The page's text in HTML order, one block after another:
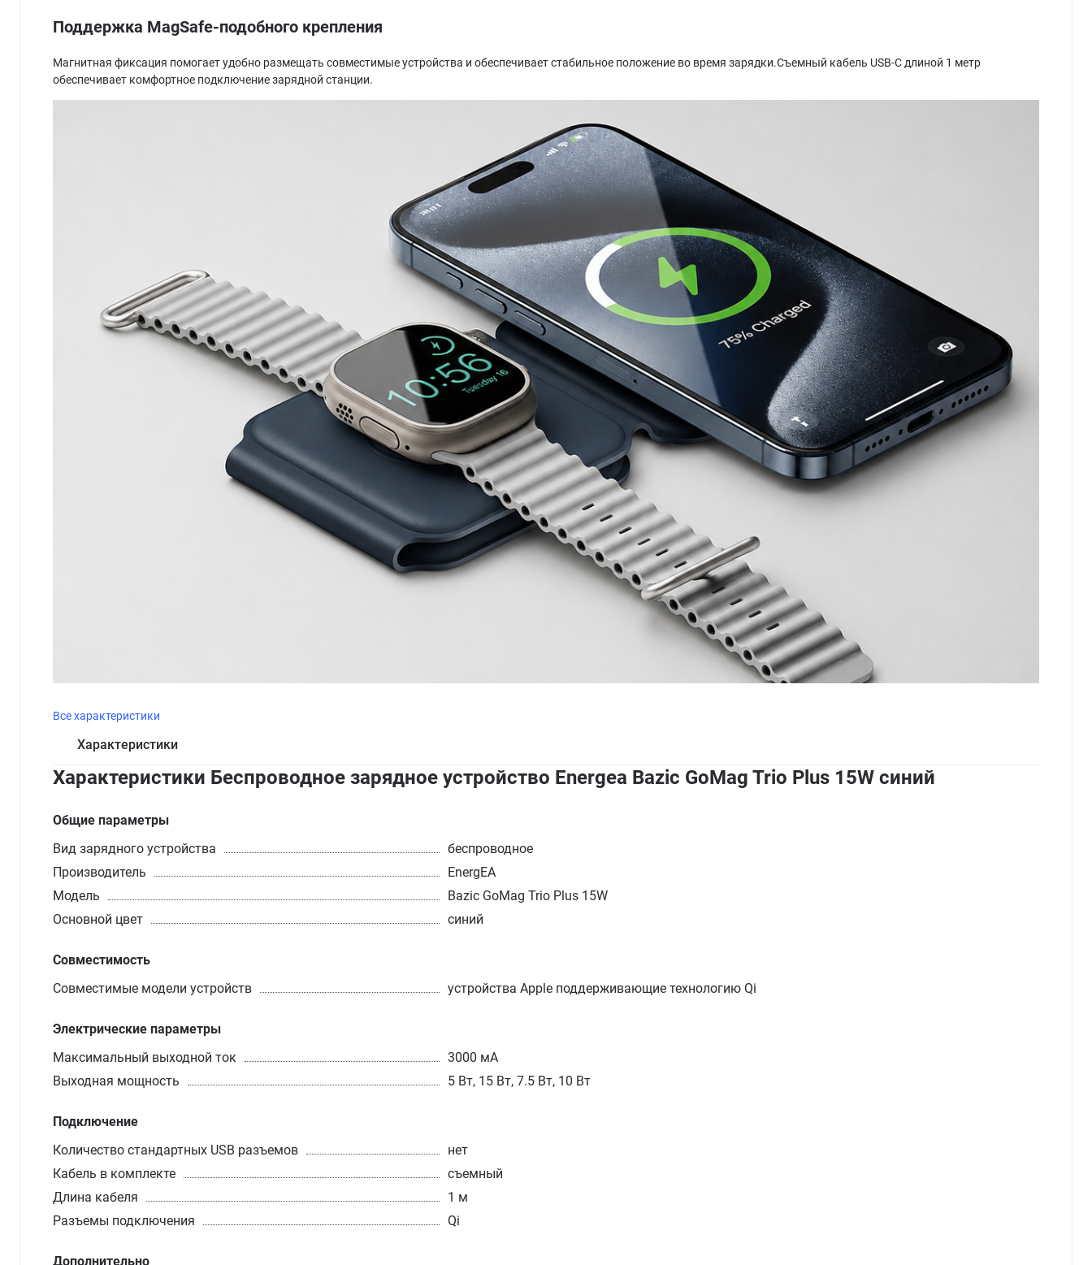
Поддержка MagSafe-подобного крепления
Магнитная фиксация помогает удобно размещать совместимые устройства и обеспечивает стабильное положение во время зарядки.Съемный кабель USB-C длиной 1 метр
обеспечивает комфортное подключение зарядной станции.
Все характеристики
Характеристики
Характеристики Беспроводное зарядное устройство Energea Bazic GoMag Trio Plus 15W синий
Общие параметры
Вид зарядного устройства
беспроводное
Производитель
EnergEA
Модель
Bazic GoMag Trio Plus 15W
Основной цвет
синий
Совместимость
Совместимые модели устройств
устройства Apple поддерживающие технологию Qi
Электрические параметры
Максимальный выходной ток
3000 мА
Выходная мощность
5 Вт, 15 Вт, 7.5 Вт, 10 Вт
Подключение
Количество стандартных USB разъемов
нет
Кабель в комплекте
съемный
Длина кабеля
1 м
Разъемы подключения
Qi
Дополнительно